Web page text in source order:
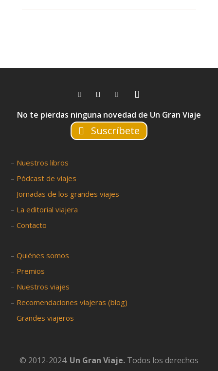
No te pierdas ninguna novedad de Un Gran Viaje
Suscríbete
– Nuestros libros
– Pódcast de viajes
– Jornadas de los grandes viajes
– La editorial viajera
–Contacto
–Quiénes somos
– Premios
– Nuestros viajes
– Recomendaciones viajeras (blog)
–Grandes viajeros
© 2012-2024. Un Gran Viaje. Todos los derechos